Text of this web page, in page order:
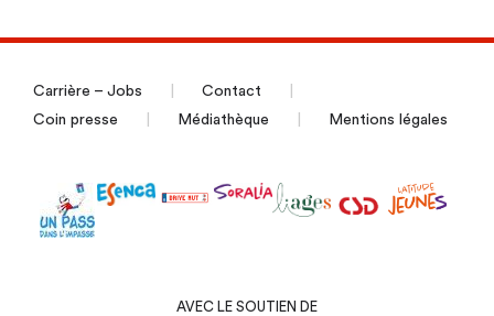
Carrière – Jobs
Contact
Coin presse
Médiathèque Mentions légales
AVEC LE SOUTIEN DE